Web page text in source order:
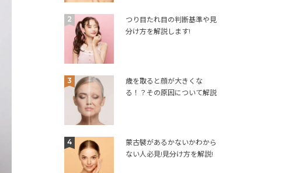
2
つり目たれ目の判断基準や見
分け方を解説します!
3
歳を取ると顔が大きくな
る！？その原因について解説
4
蒙古襞があるかないかわから
ない人必見!見分け方を解説!